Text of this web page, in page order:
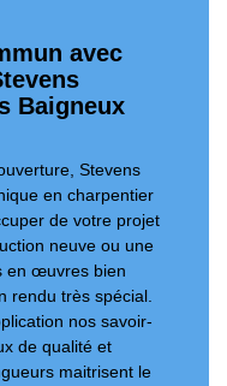
avec
Baigneux
Stevens
en charpentier
de votre projet
neuve ou une
en œuvres bien
rendu très spécial.
nos savoir-
de qualité et
maitrisent le